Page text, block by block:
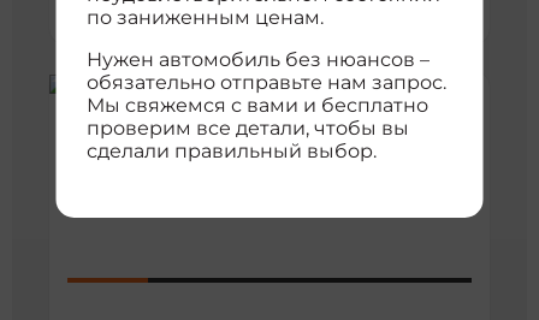
по заниженным ценам.
Нужен автомобиль без нюансов –
обязательно отправьте нам запрос.
Мы свяжемся с вами и бесплатно
проверим все детали, чтобы вы
сделали правильный выбор.